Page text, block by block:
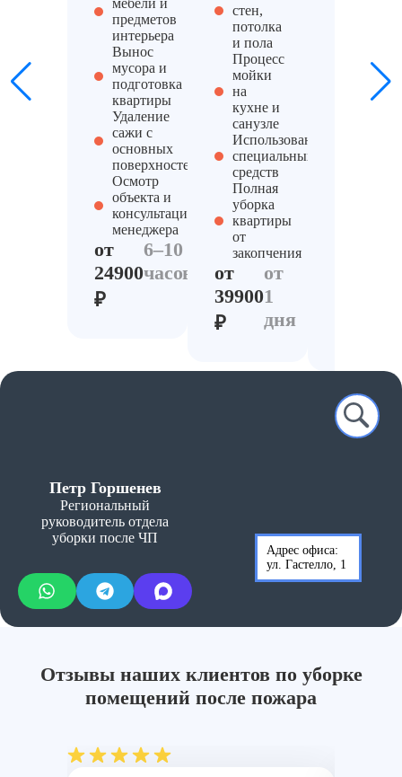
мебели и
предметов
интерьера
Вынос
мусора и
подготовка
квартиры
Удаление
сажи с
основных
поверхностей
Осмотр
объекта и
консультация
менеджера
от
24900
₽
6–10
часов
стен,
потолка
и пола
Процесс
мойки
на
кухне и
санузле
Использование
специальных
средств
Полная
уборка
квартиры
от
закопчения
от
39900
₽
от
1
дня
штор,
Петр Горшенев
Региональный
руководитель отдела
уборки после ЧП
Адрес офиса:
ул. Гастелло, 1
Отзывы наших клиентов по уборке
помещений после пожара